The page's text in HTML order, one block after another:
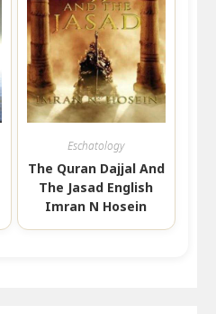
Eschatology
The Quran Dajjal And
The Jasad English
Imran N Hosein